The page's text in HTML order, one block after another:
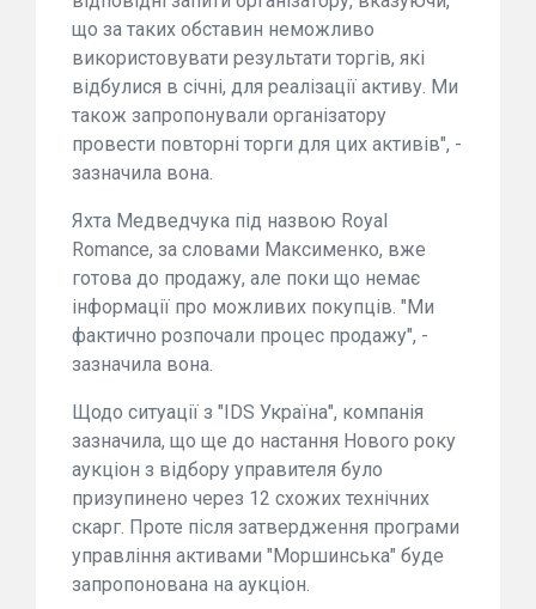
що за таких обставин неможливо
використовувати результати торгів, які
відбулися в січні, для реалізації активу. Ми
також запропонували організатору
провести повторні торги для цих активів", -
зазначила вона.
Яхта Медведчука під назвою Royal
Romance, за словами Максименко, вже
готова до продажу, але поки що немає
інформації про можливих покупців. "Ми
фактично розпочали процес продажу", -
зазначила вона.
Щодо ситуації з "IDS Україна", компанія
зазначила, що ще до настання Нового року
аукціон з відбору управителя було
призупинено через 12 схожих технічних
скарг. Проте після затвердження програми
управління активами "Моршинська" буде
запропонована на аукціон.